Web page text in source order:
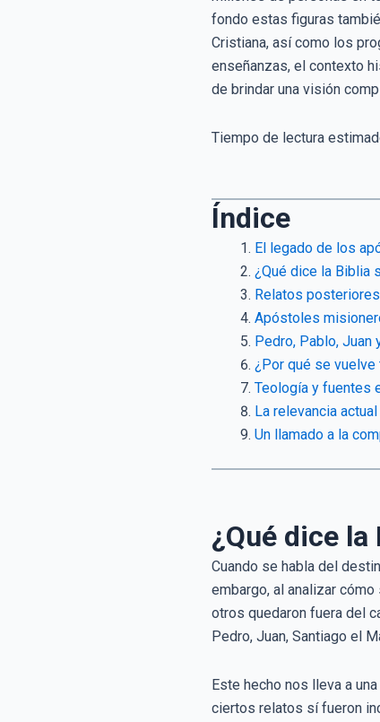
fondo estas figuras
Cristiana, así como los
enseñanzas, el contexto
de brindar una visión
Tiempo de lectura
Índice
El legado de los
¿Qué dice la Biblia
Relatos
Apóstoles
Pedro, Pablo, Juan
¿Por qué se
Teología y fuentes
La relevancia
Un llamado a la
¿Qué dice
Cuando se habla del
embargo, al analizar
otros quedaron fuera del
Pedro, Juan, Santiago el
Este hecho nos lleva a
ciertos relatos sí fueron